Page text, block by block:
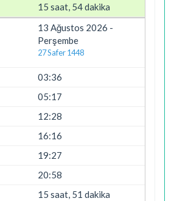
15 saat, 54 dakika
13 Ağustos 2026 -
Perşembe
27 Safer 1448
03:36
05:17
12:28
16:16
19:27
20:58
15 saat, 51 dakika